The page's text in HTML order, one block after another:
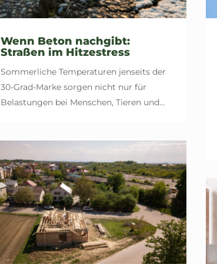
Wenn Beton nachgibt:
Straßen im Hitzestress
Sommerliche Temperaturen jenseits der
30-Grad-Marke sorgen nicht nur für
Belastungen bei Menschen, Tieren und...